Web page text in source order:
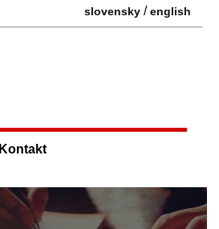
slovensky /english
Kontakt